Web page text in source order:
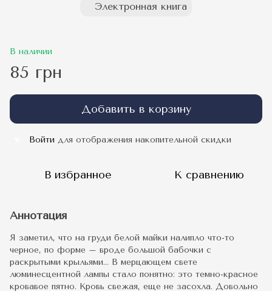
Электронная книга
В наличии
85 грн
Добавить в корзину
Войти для отображения накопительной скидки
В избранное К сравнению
Аннотация
Я заметил, что на груди белой майки налипло что-то
черное, по форме – вроде большой бабочки с
раскрытыми крыльями… В мерцающем свете
люминесцентной лампы стало понятно: это темно-красное
кровавое пятно. Кровь свежая, еще не засохла. Довольно